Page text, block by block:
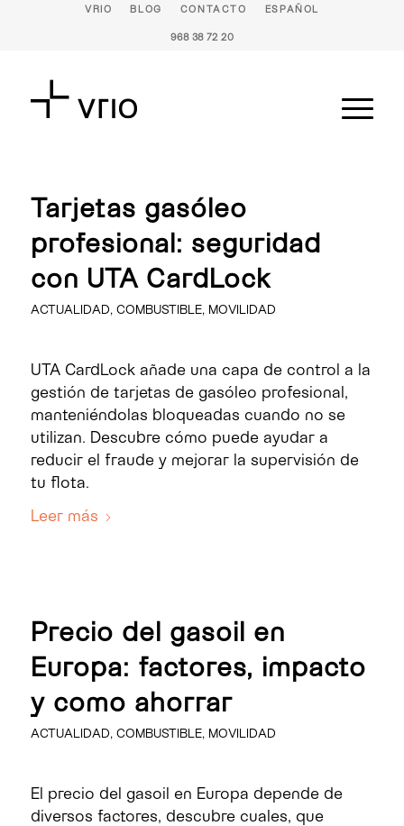
VRIO BLOG CONTACTO ESPAÑOL
968 38 72 20
Tarjetas gasóleo
profesional: seguridad
con UTA CardLock
ACTUALIDAD, COMBUSTIBLE, MOVILIDAD
UTA CardLock añade una capa de control a la
gestión de tarjetas de gasóleo profesional,
manteniéndolas bloqueadas cuando no se
utilizan. Descubre cómo puede ayudar a
reducir el fraude y mejorar la supervisión de
tu flota.
Leer más
Precio del gasoil en
Europa: factores, impacto
y como ahorrar
ACTUALIDAD, COMBUSTIBLE, MOVILIDAD
El precio del gasoil en Europa depende de
diversos factores, descubre cuales, que